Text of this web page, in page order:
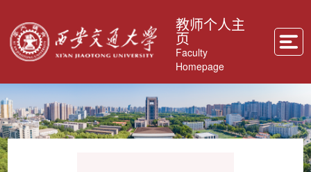
教师个人主
页
Faculty
Homepage